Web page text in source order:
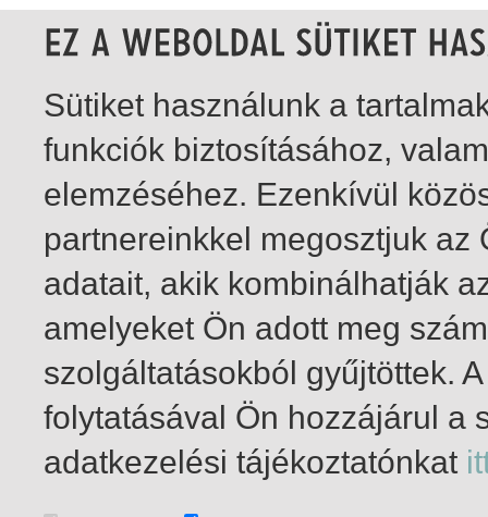
1-1 / total 1 hit
Sütiket használunk a
funkciók biztosításához,
elemzéséhez. Ezenkívül
partnereinkkel megosztjuk
adatait, akik kombinálhatják
amelyeket Ön adott meg
szolgáltatásokból gyűjtöttek.
folytatásával Ön hozzájárul a
adatkezelési tájékoztatónkat